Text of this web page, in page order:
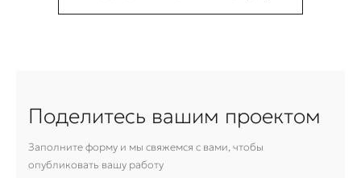
Поделитесь вашим проектом
Заполните форму и мы свяжемся с вами, чтобы
опубликовать вашу работу